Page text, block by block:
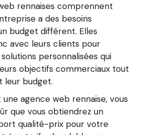
rennaises comprennent
a des besoins
budget différent. Elles
avec leurs clients pour
personnalisées qui
objectifs commerciaux tout
leur budget.
une agence web rennaise, vous
que vous obtiendrez un
qualité-prix pour votre